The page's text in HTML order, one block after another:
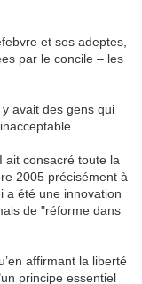
et ses adeptes,
par le concile – les
avait des gens qui
ait consacré toute la
2005 précisément à
a été une innovation
de "réforme dans
affirmant la liberté
principe essentiel